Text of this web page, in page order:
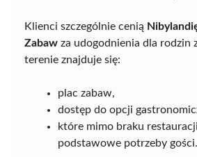
Klienci szczególnie cenią
Zabaw za udogodnienia dla rodzin
terenie znajduje się:
plac zabaw,
dostęp do opcji
które mimo braku
podstawowe potrzeby gości.